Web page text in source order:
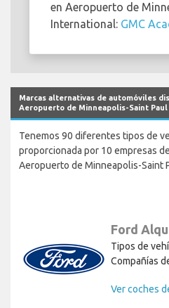
en Aeropuerto de
International: GMC
Marcas alternativas de automóviles
Aeropuerto de Minneapolis-Saint
Tenemos 90 diferentes tipos de
proporcionada por 10 empresas
Aeropuerto de Minneapolis-Saint
Ford
Tipos de
Compañías
Ver coches